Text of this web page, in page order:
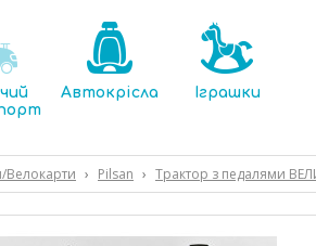
Автокрісла Іграшки
Велокарти › Pilsan › Трактор з педалями